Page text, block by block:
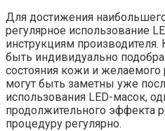
Для достижения
регулярное использование
инструкциям
быть индивидуально
состояния кожи и желаемого
могут быть заметны уже
использования LED-масок,
продолжительного эффекта
процедуру регулярно.